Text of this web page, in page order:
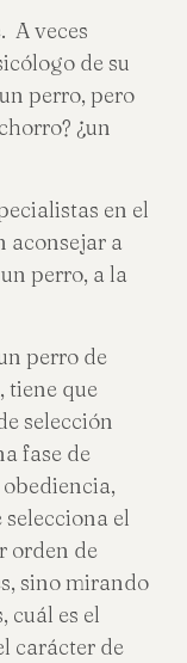
A veces
de su
perro, pero
¿un
en el
aconsejar a
perro, a la
perro de
tiene que
selección
fase de
el
orden de
sino mirando
cuál es el
carácter de